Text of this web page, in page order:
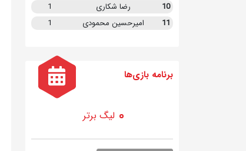
10
رضا شکاری
1
11
امیرحسین محمودی 1
برنامه بازی ها
لیگ برتر